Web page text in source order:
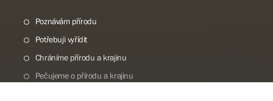
Poznávám přírodu
Potřebuji vyřídit
Chráníme přírodu a krajinu
Pečujeme o přírodu a krajinu